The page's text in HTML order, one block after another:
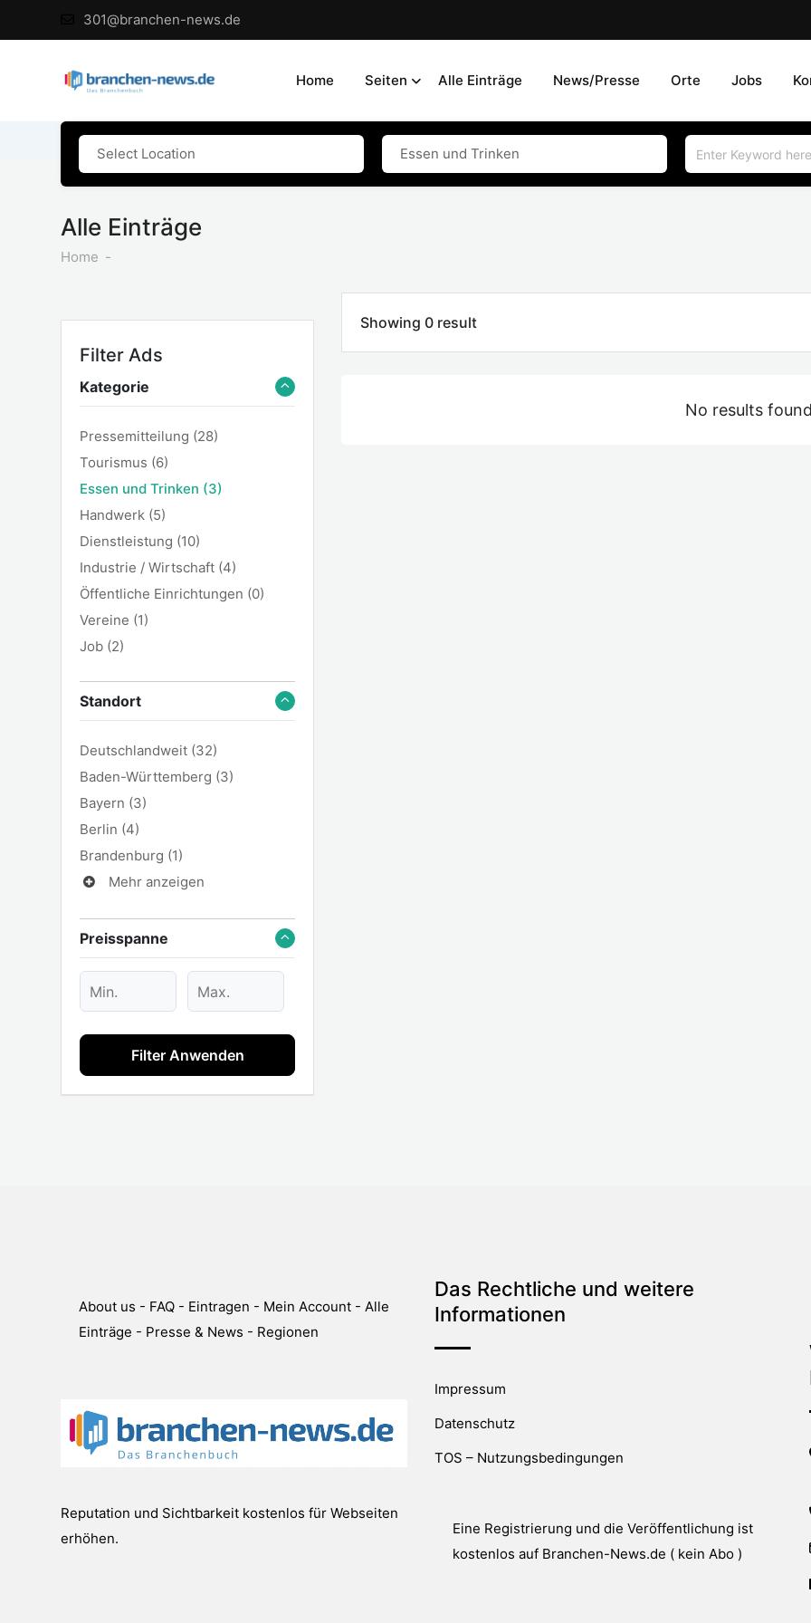
to
301@branchen-news.de
Home Seiten Alle Einträge News/Presse Orte Jobs
Alle Einträge
Home
Filter Ads
Kategorie
Pressemitteilung (28)
Tourismus (6)
Essen und Trinken (3)
Handwerk (5)
Dienstleistung (10)
Industrie / Wirtschaft (4)
Öffentliche Einrichtungen (0)
Vereine (1)
Job (2)
Standort
Deutschlandweit (32)
Baden-Württemberg (3)
Bayern (3)
Berlin (4)
Brandenburg (1)
Mehr anzeigen
Preisspanne
Filter Anwenden
Showing 0 result
No results
About us - FAQ - Eintragen - Mein Account - Alle
Einträge - Presse & News - Regionen
Reputation und Sichtbarkeit kostenlos für Webseiten
erhöhen.
Das Rechtliche und weitere
Informationen
Impressum
Datenschutz
TOS – Nutzungsbedingungen
Eine Registrierung und die Veröffentlichung ist
kostenlos auf Branchen-News.de ( kein Abo )